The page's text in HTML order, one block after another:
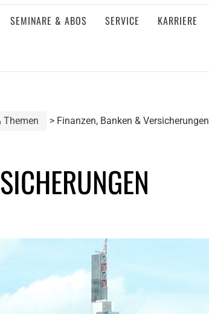
SEMINARE & ABOS SERVICE KARRIERE
Themen Finanzen, Banken & Versicherungen